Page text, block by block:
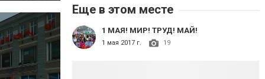
Еще в этом месте
1 МАЯ! МИР! ТРУД! МАЙ!
1 мая 2017 г. 19